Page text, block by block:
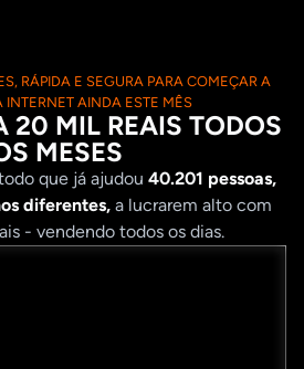
RÁPIDA E SEGURA PARA COMEÇAR A
INTERNET AINDA ESTE MÊS
20 MIL REAIS TODOS
MESES
que já ajudou 40.201 pessoas,
diferentes, a lucrarem alto com
- vendendo todos os dias.